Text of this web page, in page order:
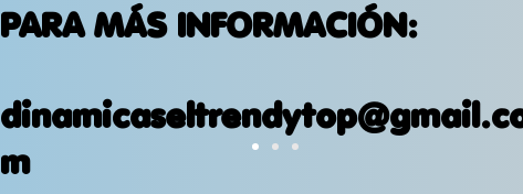
PARA MÁS INFORMACIÓN:
m